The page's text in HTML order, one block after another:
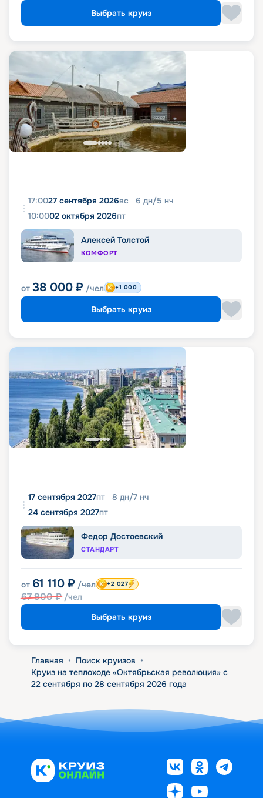
Выбрать круиз
17:0027 сентября 2026вс 6 дн/5 нч
10:0002 октября 2026пт
Алексей Толстой
КОМФОРТ
от 38 000 ₽ /чел +1 000
Выбрать круиз
17 сентября 2027пт 8 дн/7 нч
24 сентября 2027пт
Федор Достоевский
СТАНДАРТ
от 61 110 ₽ /чел
67 900₽ /чел
+2 027
Выбрать круиз
Главная • Поиск круизов •
Круиз на теплоходе «Октябрьская революция» с
22 сентября по 28 сентября 2026 года